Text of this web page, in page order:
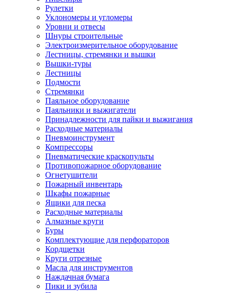
Рулетки
Уклономеры и угломеры
Уровни и отвесы
Шнуры строительные
Электроизмерительное оборудование
Лестницы, стремянки и вышки
Вышки-туры
Лестницы
Подмости
Стремянки
Паяльное оборудование
Паяльники и выжигатели
Принадлежности для пайки и выжигания
Расходные материалы
Пневмоинструмент
Компрессоры
Пневматические краскопульты
Противопожарное оборудование
Огнетушители
Пожарный инвентарь
Шкафы пожарные
Ящики для песка
Расходные материалы
Алмазные круги
Буры
Комплектующие для перфораторов
Кордщетки
Круги отрезные
Масла для инструментов
Наждачная бумага
Пики и зубила